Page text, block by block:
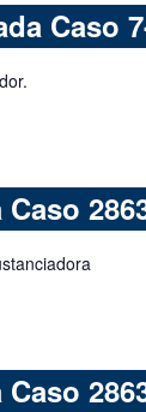
Caso